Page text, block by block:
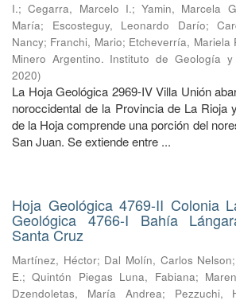
I.;Cegarra, Marcelo I.; Yamin, Marcela
María; Escosteguy, Leonardo Darío;
Nancy; Franchi, Mario; Etcheverría, Mariela
Minero Argentino. Instituto de Geología y
2020)
La Hoja Geológica 2969-IV Villa Unión
noroccidental de la Provincia de La Rioja
de la Hoja comprende una porción del
San Juan. Se extiende entre ...
Hoja Geológica 4769-II Colonia
Geológica 4766-I Bahía
Santa Cruz
Martínez, Héctor; Dal Molín, Carlos Nelson;
E.;Quintón Piegas Luna, Fabiana;
Dzendoletas, María Andrea; Pezzuchi,